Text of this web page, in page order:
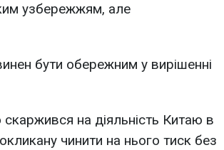
узбережжям, але
бути обережним у вирішенні
на діяльність Китаю в
чинити на нього тиск без